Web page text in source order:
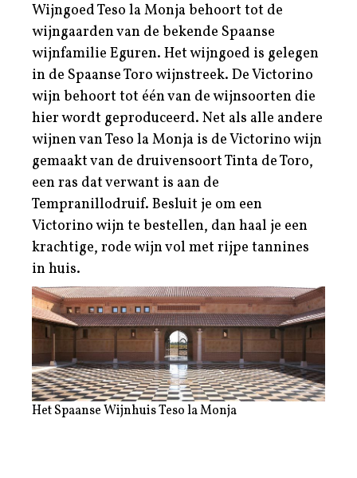
Wijngoed Teso la Monja behoort tot de
wijngaarden van de bekende Spaanse
wijnfamilie Eguren. Het wijngoed is gelegen
in de SpaanseToro wijnstreek. De Victorino
wijn behoort tot één van de wijnsoorten die
hier wordt geproduceerd. Net als alle andere
wijnen van Teso la Monja is de Victorino wijn
gemaakt van de druivensoort Tinta de Toro,
een ras dat verwant is aan de
Tempranillodruif. Besluit je om een
Victorino wijn te bestellen, dan haal je een
krachtige, rode wijnvol met rijpe tannines
in huis.
Het Spaanse Wijnhuis Teso la Monja